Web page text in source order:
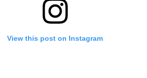
View this post on Instagram